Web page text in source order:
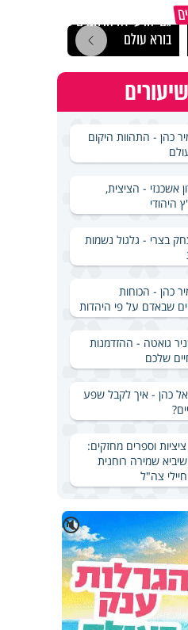
גם ׳הרע׳ זה הרחמים של
בורא עולם
כהן - התהוות היקום
אשכנזי - הציצית,
היהודי
בצרי - גלגול נשמות
כהן - הכוחות
שבאדם על פי היהדות
גואטה - ההזדמנות
שלכם
כהן - איך לקבל שפע
ציציות וספרים מחזקים:
שמירה רוחנית
צה"ל
🔇